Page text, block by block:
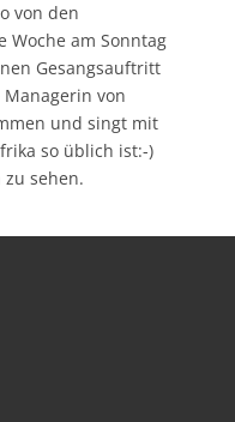
von den
Woche am Sonntag
Gesangsauftritt
von
und singt mit
so üblich ist:-)
sehen.